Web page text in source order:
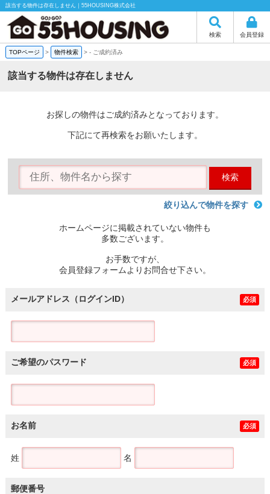
該当する物件は存在しません｜55HOUSING株式会社
検索 会員登録
TOPページ > 物件検索 >- ご成約済み
該当する物件は存在しません
お探しの物件はご成約済みとなっております。
下記にて再検索をお願いたします。
検索
絞り込んで物件を探す
ホームページに掲載されていない物件も
多数ございます。
お手数ですが、
会員登録フォームよりお問合せ下さい。
メールアドレス（ログインID） 必須
ご希望のパスワード 必須
お名前 必須
姓 名
郵便番号